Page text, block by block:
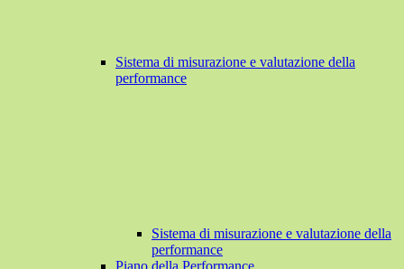
Sistema di misurazione e valutazione della
performance
Sistema di misurazione e valutazione della
performance